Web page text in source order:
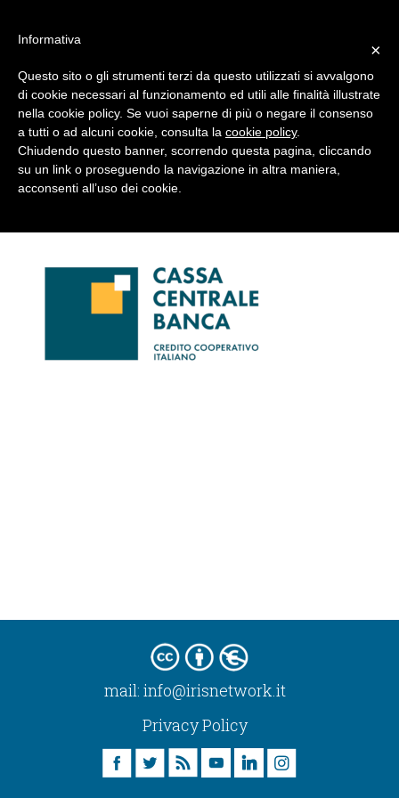
#WIS22
Home
Forum 2023
03-ccb
mail: info@irisnetwork.it
Privacy Policy
×
Informativa
Questo sito o gli strumenti terzi da questo utilizzati si avvalgono
di cookie necessari al funzionamento ed utili alle finalità illustrate
nella cookie policy. Se vuoi saperne di più o negare il consenso
a tutti o ad alcuni cookie, consulta la cookie policy.
Chiudendo questo banner, scorrendo questa pagina, cliccando
su un link o proseguendo la navigazione in altra maniera,
acconsenti all’uso dei cookie.